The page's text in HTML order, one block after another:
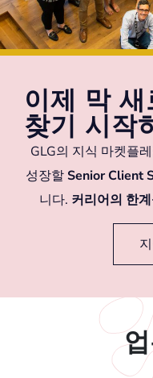
이제 막
찾기 시작
GLG의 지식 마켓플
성장할Senior Client
니다. 커리어의 한